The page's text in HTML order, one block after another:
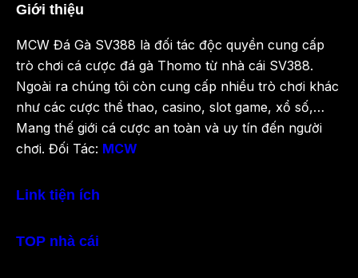
Giới thiệu
MCW Đá Gà SV388 là đối tác độc quyền cung cấp
trò chơi cá cược đá gà Thomo từ nhà cái SV388.
Ngoài ra chúng tôi còn cung cấp nhiều trò chơi khác
như các cược thể thao, casino, slot game, xổ số,…
Mang thế giới cá cược an toàn và uy tín đến người
chơi. Đối Tác: MCW
Link tiện ích
TOP nhà cái